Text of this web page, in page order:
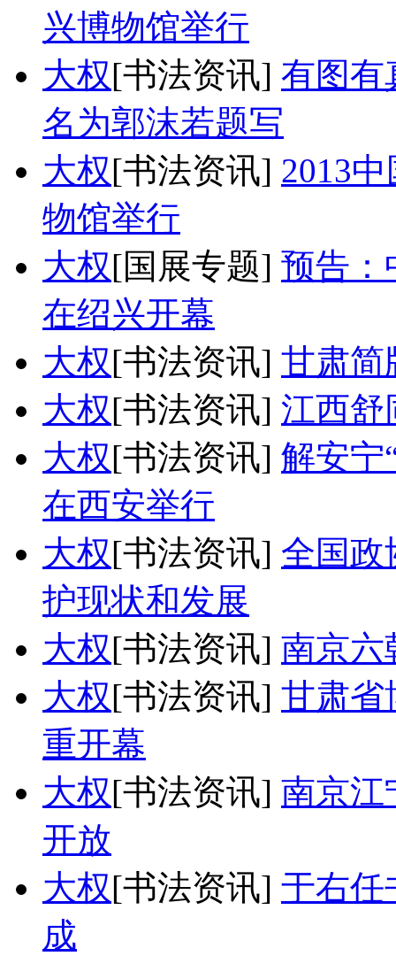
兴博物馆举行
大权[书法资讯] 有图有
名为郭沫若题写
大权[书法资讯] 2013
物馆举行
大权[国展专题] 预告：
在绍兴开幕
大权[书法资讯] 甘肃简
大权[书法资讯] 江西舒
大权[书法资讯] 解安宁
在西安举行
大权[书法资讯] 全国政
护现状和发展
大权[书法资讯] 南京六
大权[书法资讯] 甘肃省
重开幕
大权[书法资讯] 南京江
开放
大权[书法资讯] 于右任
成